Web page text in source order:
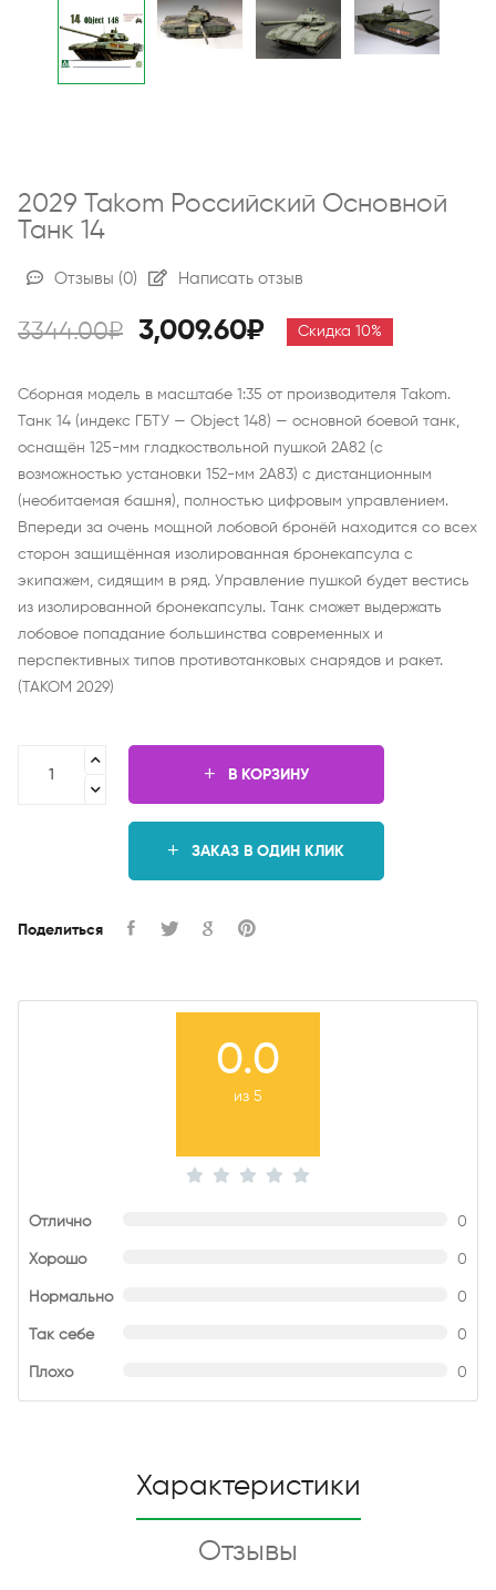
2029 Takom Российский Основной
Танк 14
Отзывы (0) Написать отзыв
3344.00₽ 3,009.60₽ Скидка 10%
Сборная модель в масштабе 1:35 от производителя Takom.
Танк 14 (индекс ГБТУ — Object 148) — основной боевой танк,
оснащён 125-мм гладкоствольной пушкой 2А82 (с
возможностью установки 152-мм 2А83) с дистанционным
(необитаемая башня), полностью цифровым управлением.
Впереди за очень мощной лобовой бронёй находится со всех
сторон защищённая изолированная бронекапсула с
экипажем, сидящим в ряд. Управление пушкой будет вестись
из изолированной бронекапсулы. Танк сможет выдержать
лобовое попадание большинства современных и
перспективных типов противотанковых снарядов и ракет.
(TAKOM 2029)
В КОРЗИНУ
ЗАКАЗ В ОДИН КЛИК
Поделиться
0.0
из 5
Отлично 0
Хорошо 0
Нормально 0
Так себе 0
Плохо 0
Характеристики
Отзывы